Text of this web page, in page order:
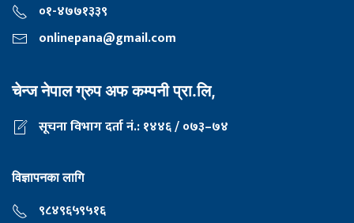
०१-४७७१३३९
onlinepana@gmail.com
चेन्ज नेपाल ग्रुप अफ कम्पनी प्रा.लि,
सूचना विभाग दर्ता नं.: १४४६ / ०७३–७४
विज्ञापनका लागि
९८४९६५९५१६